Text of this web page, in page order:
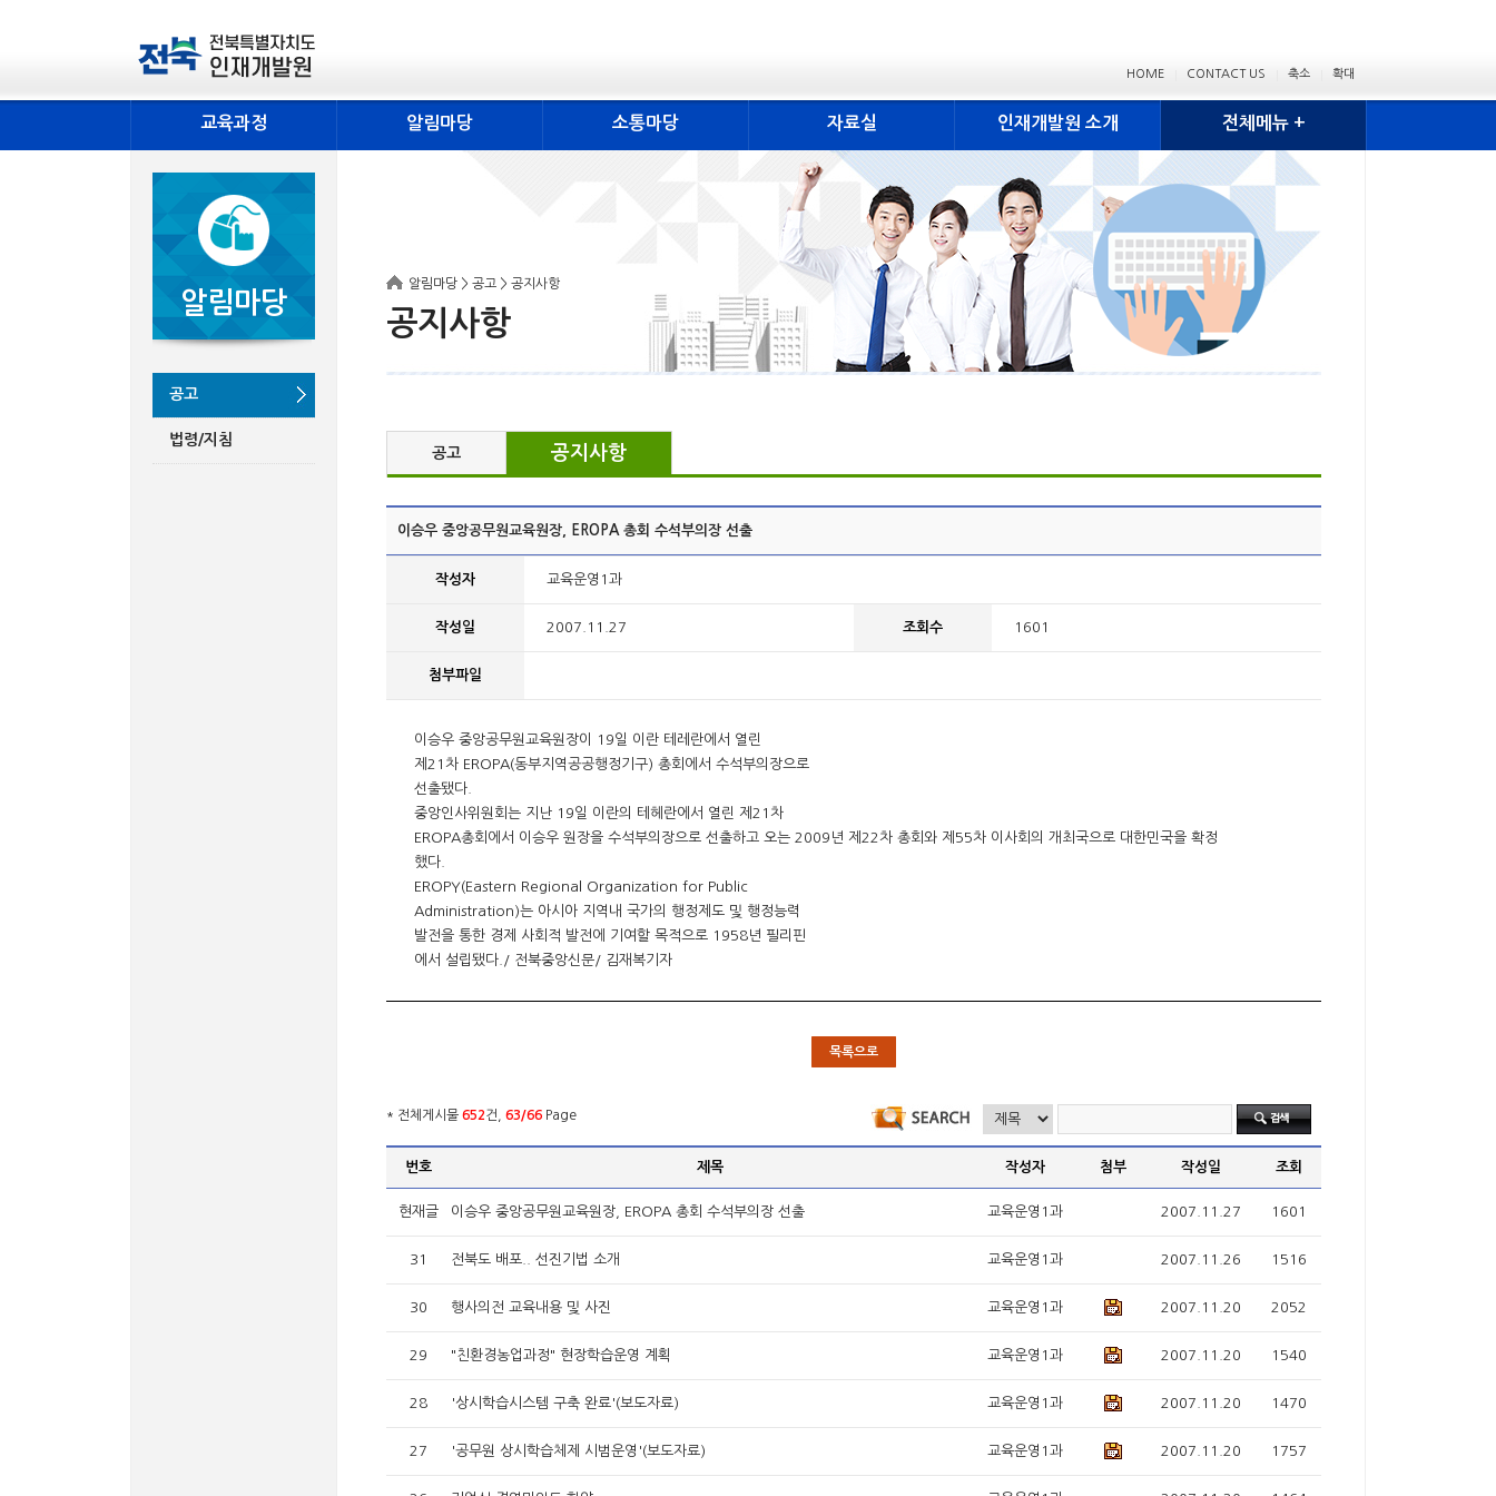
HOME CONTACT US 축소 확대
교육과정 알림마당 소통마당 자료실 인재개발원 소개 전체메뉴 +
알림마당
공고
법령/지침
알림마당 > 공고 > 공지사항
공지사항
공고 공지사항
이승우 중앙공무원교육원장, EROPA 총회 수석부의장 선출
작성자 교육운영1과
작성일 2007.11.27 조회수 1601
첨부파일
이승우 중앙공무원교육원장이 19일 이란 테레란에서 열린
제21차 EROPA(동부지역공공행정기구) 총회에서 수석부의장으로
선출됐다.
중앙인사위원회는 지난 19일 이란의 테헤란에서 열린 제21차
EROPA총회에서 이승우 원장을 수석부의장으로 선출하고 오는 2009년 제22차 총회와 제55차 이사회의 개최국으로 대한민국을 확정
했다.
EROPY(Eastern Regional Organization for Public
Administration)는 아시아 지역내 국가의 행정제도 및 행정능력
발전을 통한 경제 사회적 발전에 기여할 목적으로 1958년 필리핀
에서 설립됐다./ 전북중앙신문/ 김재복기자
목록으로
* 전체게시물 652건, 63/66 Page
번호 제목 작성자 첨부 작성일 조회
현재글 이승우 중앙공무원교육원장, EROPA 총회 수석부의장 선출 교육운영1과 2007.11.27 1601
31 전북도 배포.. 선진기법 소개 교육운영1과 2007.11.26 1516
30 행사의전 교육내용 및 사진 교육운영1과 2007.11.20 2052
29 "친환경농업과정" 현장학습운영 계획 교육운영1과 2007.11.20 1540
28 '상시학습시스템 구축 완료'(보도자료) 교육운영1과 2007.11.20 1470
27 '공무원 상시학습체제 시범운영'(보도자료) 교육운영1과 2007.11.20 1757